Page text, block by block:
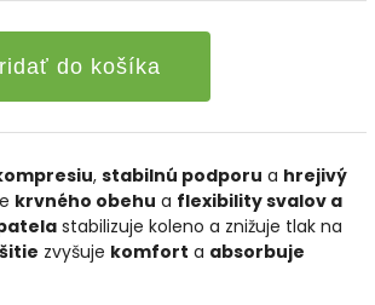
do košíka
, stabilnú podporu a hrejivý
krvného obehu a flexibility svalov a
stabilizuje koleno a znižuje tlak na
zvyšuje komfort a absorbuje